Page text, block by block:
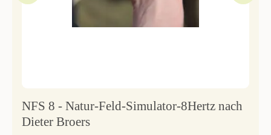
NFS 8 - Natur-Feld-Simulator-8Hertz nach
Dieter Broers